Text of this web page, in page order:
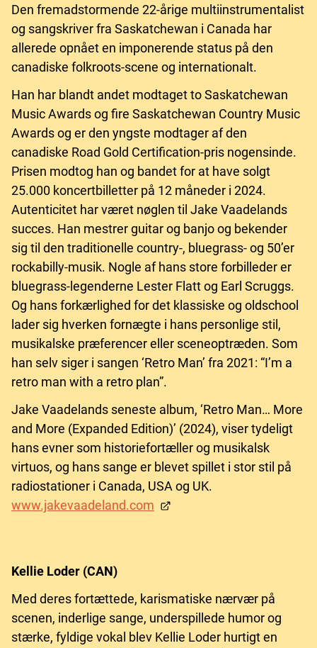
Den fremadstormende 22-årige multiinstrumentalist
og sangskriver fra Saskatchewan i Canada har
allerede opnået en imponerende status på den
canadiske folkroots-scene og internationalt.
Han har blandt andet modtaget to Saskatchewan
Music Awards og fire Saskatchewan Country Music
Awards og er den yngste modtager af den
canadiske Road Gold Certification-pris nogensinde.
Prisen modtog han og bandet for at have solgt
25.000 koncertbilletter på 12 måneder i 2024.
Autenticitet har været nøglen til Jake Vaadelands
succes. Han mestrer guitar og banjo og bekender
sig til den traditionelle country-, bluegrass- og 50’er
rockabilly-musik. Nogle af hans store forbilleder er
bluegrass-legenderne Lester Flatt og Earl Scruggs.
Og hans forkærlighed for det klassiske og oldschool
lader sig hverken fornægte i hans personlige stil,
musikalske præferencer eller sceneoptræden. Som
han selv siger i sangen ‘Retro Man’ fra 2021: “I’m a
retro man with a retro plan”.
Jake Vaadelands seneste album, ‘Retro Man… More
and More (Expanded Edition)’ (2024), viser tydeligt
hans evner som historiefortæller og musikalsk
virtuos, og hans sange er blevet spillet i stor stil på
radiostationer i Canada, USA og UK.
www.jakevaadeland.com
Kellie Loder (CAN)
Med deres fortættede, karismatiske nærvær på
scenen, inderlige sange, underspillede humor og
stærke, fyldige vokal blev Kellie Loder hurtigt en